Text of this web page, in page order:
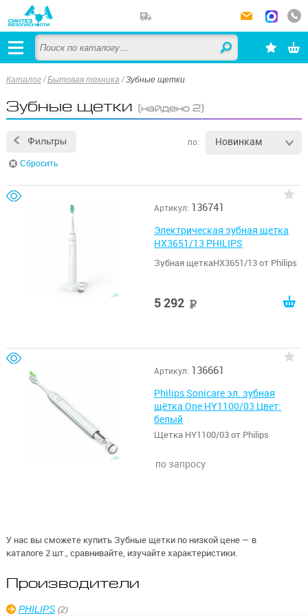
Каталог /Бытовая техника /Зубные щетки
Зубные щетки (найдено 2)
Фильтры по: Новинкам
Сбросить
Артикул: 136741
Электрическая зубная щетка
HX3651/13 PHILIPS
Зубная щеткаHX3651/13 от Philips
5 292
Артикул: 136661
Philips Sonicare эл. зубная
щётка One HY1100/03 Цвет:
белый
Щетка HY1100/03 от Philips
по запросу
У нас вы сможете купить Зубные щетки по низкой цене — в
каталоге 2 шт., сравнивайте, изучайте характеристики.
Производители
PHILIPS (2)